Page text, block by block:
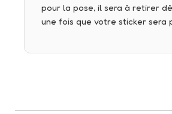
pour la pose, il sera à retirer
une fois que votre sticker sera